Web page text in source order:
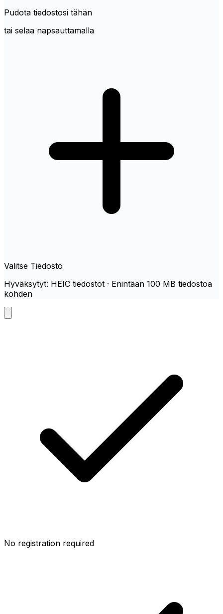
Pudota tiedostosi tähän
tai selaa napsauttamalla
Valitse Tiedosto
Hyväksytyt: HEIC tiedostot · Enintään 100 MB tiedostoa
kohden
No registration required